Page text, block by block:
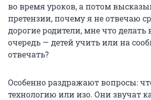
во время уроков, а потом
претензии, почему я не отвечаю
дорогие родители, мне что делать
очередь — детей учить или на
отвечать?
Особенно раздражают вопросы:
технологию или изо. Они звучат